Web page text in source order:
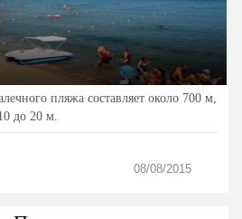
пляжа составляет около 700 м,
до 20 м.
08/08/2015